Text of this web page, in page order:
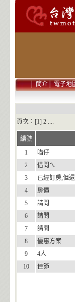
│簡介│電子地
頁次：[1] 2....
編號
1
喵仔
2
借問ㄟ
3
已經訂房,但
4
房價
5
請問
6
請問
7
請問
8
優惠方案
9
4人
10
佳節